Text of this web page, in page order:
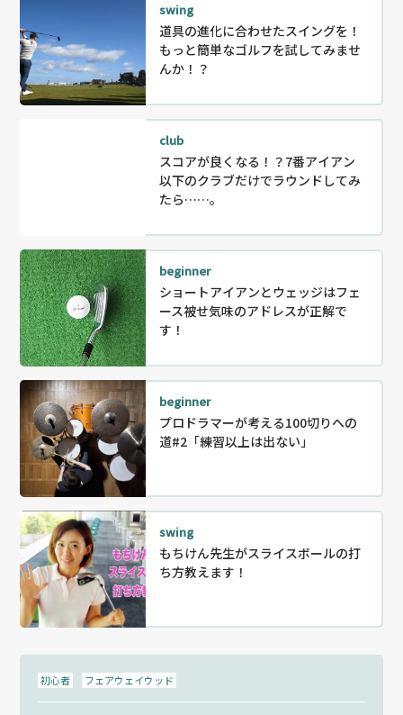
swing
道具の進化に合わせたスイングを！
もっと簡単なゴルフを試してみませ
んか！？
club
スコアが良くなる！？7番アイアン
以下のクラブだけでラウンドしてみ
たら……。
beginner
ショートアイアンとウェッジはフェ
ース被せ気味のアドレスが正解で
す！
beginner
プロドラマーが考える100切りへの
道#2「練習以上は出ない」
swing
もちけん先生がスライスボールの打
ち方教えます！
初心者 フェアウェイウッド